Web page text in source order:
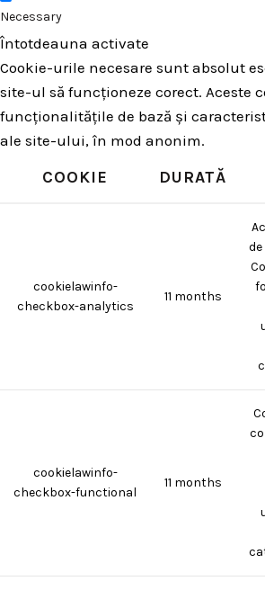
Necessary
Întotdeauna activate
Cookie-urile necesare sunt absolut
site-ul să funcționeze corect. Aceste
funcționalitățile de bază și
ale site-ului, în mod anonim.
COOKIE DURATĂ
cookielawinfo-
checkbox-analytics
11 months
cookielawinfo-
checkbox-functional
11 months